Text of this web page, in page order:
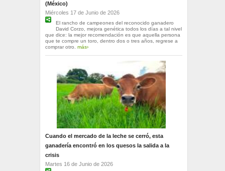
(México)
Miércoles 17 de Junio de 2026
El rancho de campeones del reconocido ganadero
David Corzo, mejora genética todos los días a tal nivel
que dice: la mejor recomendación es que aquella persona
que te compre un toro, dentro dos o tres años, regrese a
comprar otro. más›
Cuando el mercado de la leche se cerró, esta
ganadería encontró en los quesos la salida a la
crisis
Martes 16 de Junio de 2026